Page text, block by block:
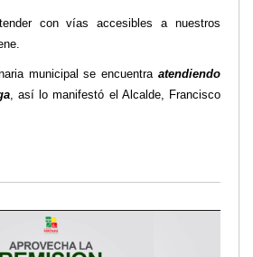
con vías accesibles a nuestros
municipal se encuentra atendiendo
, así lo manifestó el Alcalde, Francisco